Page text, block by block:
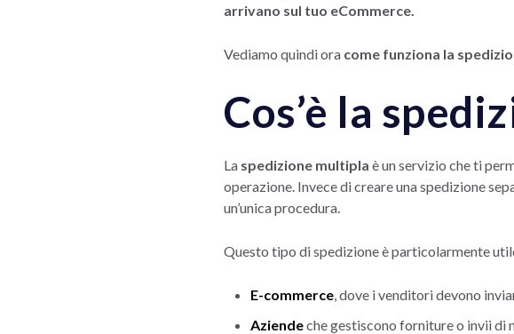
arrivano sul tuo eCommerce.
Vediamo quindi ora come funziona la
Cos’è la
La spedizione multipla è un servizio che ti
operazione. Invece di creare una spedizione
un’unica procedura.
Questo tipo di spedizione è particolarmente
E-commerce, dove i venditori devono
Aziendeche gestiscono forniture o invii di